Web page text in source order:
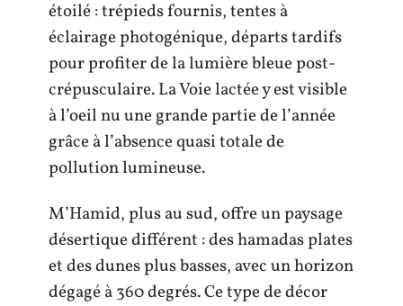
étoilé : trépieds fournis, tentes à
éclairage photogénique, départs tardifs
pour profiter de la lumière bleue post-
crépusculaire. La Voie lactée y est visible
à l’oeil nu une grande partie de l’année
grâce à l’absence quasi totale de
pollution lumineuse.
M’Hamid, plus au sud, offre un paysage
désertique différent : des hamadas plates
et des dunes plus basses, avec un horizon
dégagé à 360 degrés. Ce type de décor